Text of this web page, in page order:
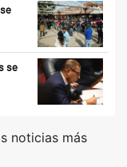
se
noticias más